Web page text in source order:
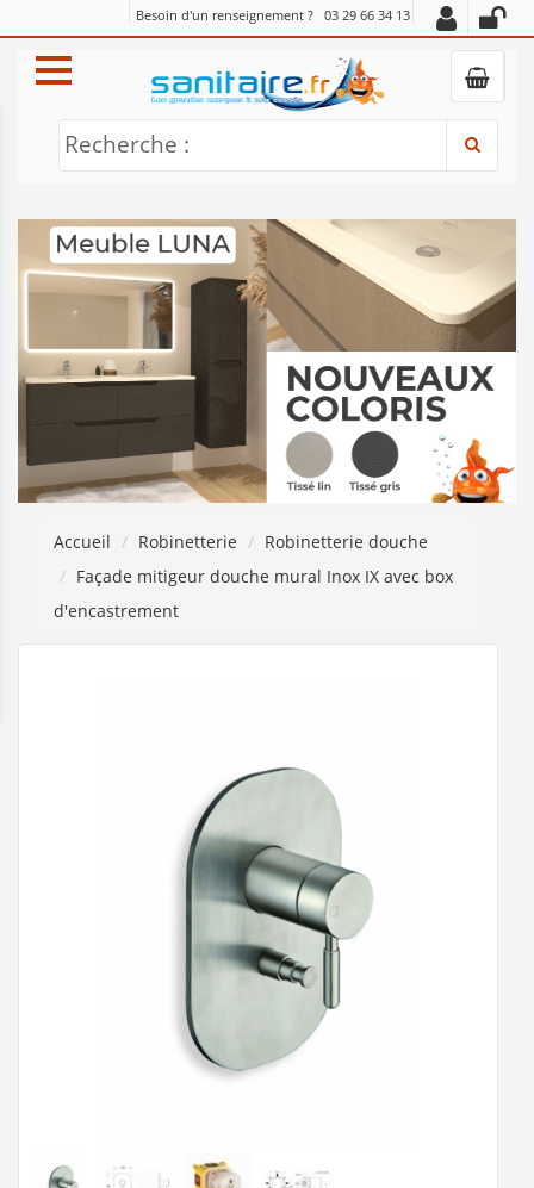
Besoin d'un renseignement ? 03 29 66 34 13
Recherche :
Accueil Robinetterie
Robinetterie douche
Façade mitigeur douche mural Inox IX avec box
d'encastrement